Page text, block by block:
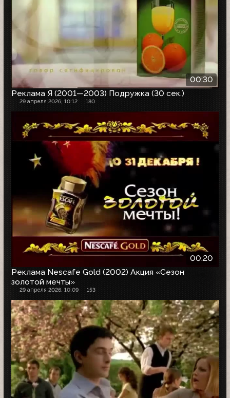
00:30
Реклама Я (2001—2003) Подружка (30 сек.)
29 апреля 2026, 10:12 180
00:20
Реклама Nescafe Gold (2002) Акция «Сезон
золотой мечты»
29 апреля 2026, 10:09 153